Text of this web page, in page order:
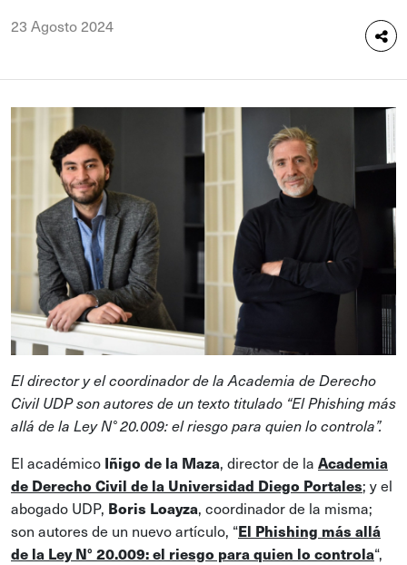
23 Agosto 2024
El director y el coordinador de la Academia de Derecho
Civil UDP son autores de un texto titulado “El Phishing más
allá de la Ley N° 20.009: el riesgo para quien lo controla”.
El académico Iñigo de la Maza, director de la Academia
de Derecho Civil de la Universidad Diego Portales; y el
abogado UDP, Boris Loayza, coordinador de la misma;
son autores de un nuevo artículo, “El Phishing más allá
de la Ley N° 20.009: el riesgo para quien lo controla“,